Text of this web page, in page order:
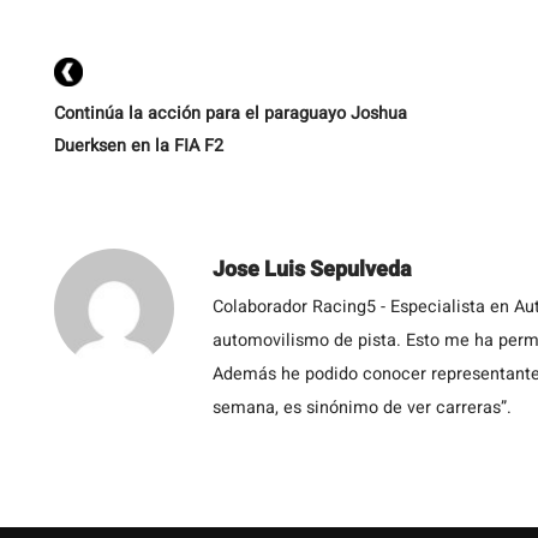
Continúa la acción para el paraguayo Joshua
Duerksen en la FIA F2
Jose Luis Sepulveda
Colaborador Racing5 - Especialista en
automovilismo de pista. Esto me ha
Además he podido conocer
semana, es sinónimo de ver carreras”.